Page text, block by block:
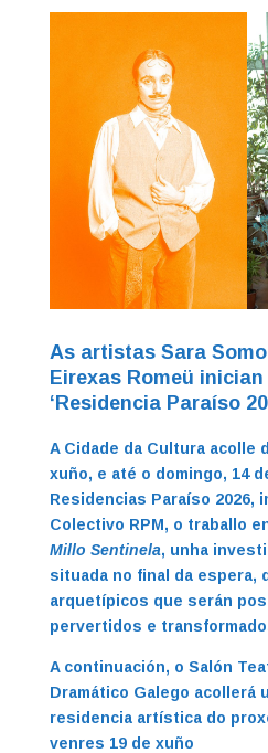
As artistas Sara
Eirexas Romeü
‘Residencia Paraíso
A Cidade da Cultura acolle
xuño, e até o domingo, 14
Residencias Paraíso 2026,
Colectivo RPM, o traballo
Millo Sentinela, unha
situada no final da espera,
arquetípicos que serán
pervertidos e
A continuación, o Salón
Dramático Galego acollerá
residencia artística do
venres 19 de xuño